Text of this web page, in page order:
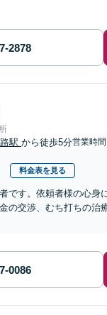
駅 から徒歩5分営業時
料金表を見る
です。依頼者様の心身
の交渉、むち打ちの治